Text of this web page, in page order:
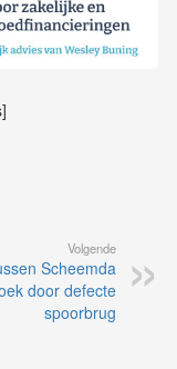
Volgende
Scheemda
door defecte
spoorbrug